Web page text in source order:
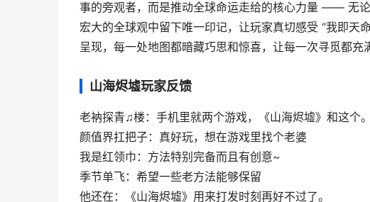
事的旁观者，而是推动全球命运走给的核心力量 —— 无
宏大的全球观中留下唯一印记，让玩家真切感受 “我即天
呈现，每一处地图都暗藏巧思和惊喜，让每一次寻觅都充
山海烬墟玩家反馈
老衲探青♫楼：手机里就两个游戏，《山海烬墟》和这个。
颜值界扛把子：真好玩，想在游戏里找个老婆
我是红领巾：方法特别完备而且有创意~
季节单飞：希望一些老方法能够保留
他还在：《山海烬墟》用来打发时刻再好不过了。